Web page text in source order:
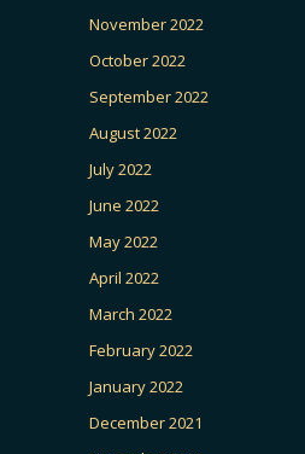
November 2022
October 2022
September 2022
August 2022
July 2022
June 2022
May 2022
April 2022
March 2022
February 2022
January 2022
December 2021